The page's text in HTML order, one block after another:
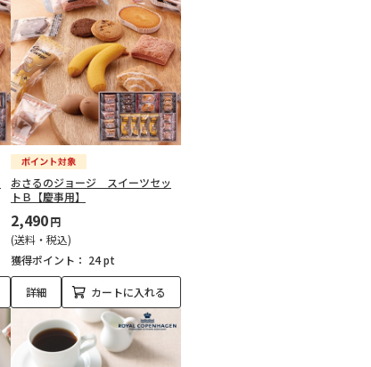
おさるのジョージ スイーツセッ
トＢ【慶事用】
2,490円
(送料・税込)
獲得ポイント： 24 pt
詳細 カートに入れる